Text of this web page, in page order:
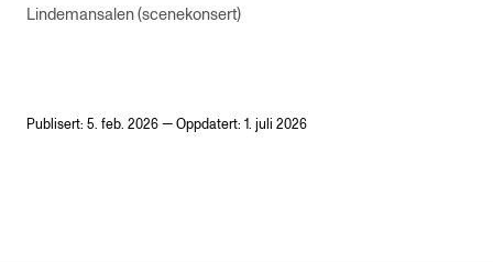
Lindemansalen (scenekonsert)
Publisert: 5. feb. 2026 — Oppdatert: 1. juli 2026